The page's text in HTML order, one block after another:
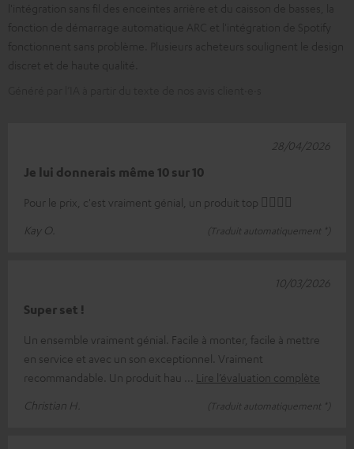
Je lui donnerais même 10 sur 10
Pour le prix, c'est vraiment génial, un produit top 👍🏼👍🏼
Kay O.
(Traduit automatiquement *)
28/04/2026
Super set !
Un ensemble vraiment génial. Facile à monter, facile à mettre
en service et avec un son exceptionnel. Vraiment
recommandable. Un produit hau
Lire l’évaluation complète
Christian H.
(Traduit automatiquement *)
10/03/2026